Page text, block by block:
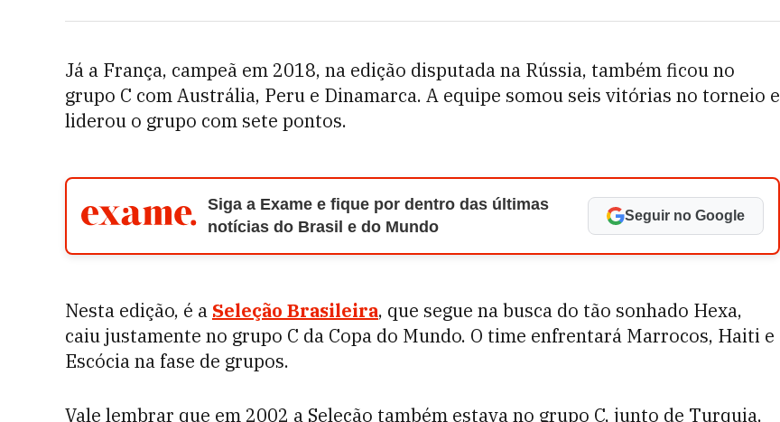
Já a França, campeã em 2018, na edição disputada na Rússia, também ficou no
grupo C com Austrália, Peru e Dinamarca. A equipe somou seis vitórias no torneio e
liderou o grupo com sete pontos.
Siga a Exame e fique por dentro das últimas
notícias do Brasil e do Mundo
Seguir no Google
Nesta edição, é a Seleção Brasileira, que segue na busca do tão sonhado Hexa,
caiu justamente no grupo C da Copa do Mundo. O time enfrentará Marrocos, Haiti e
Escócia na fase de grupos.
Vale lembrar que em 2002 a Seleção também estava no grupo C, junto de Turquia,